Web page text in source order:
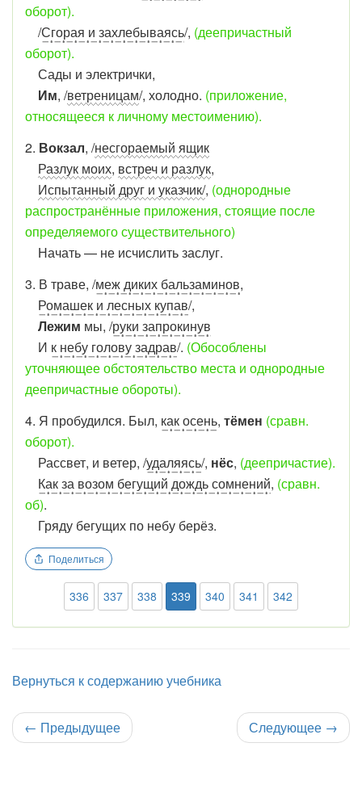
оборот).
/Сгорая и захлебываясь/, (деепричастный
оборот).
Сады и электрички,
Им, /ветреницам/, холодно. (приложение,
относящееся к личному местоимению).
2. Вокзал, /несгораемый ящик
Разлук моих, встреч и разлук,
Испытанный друг и указчик/, (однородные
распространённые приложения, стоящие после
определяемого существительного)
Начать — не исчислить заслуг.
3. В траве, /меж диких бальзаминов,
Ромашек и лесных купав/,
Лежим мы, /руки запрокинув
И к небу голову задрав/. (Обособлены
уточняющее обстоятельство места и однородные
деепричастные обороты).
4. Я пробудился. Был, как осень, тёмен (сравн.
оборот).
Рассвет, и ветер, /удаляясь/, нёс, (деепричастие).
Как за возом бегущий дождь сомнений, (сравн.
об).
Гряду бегущих по небу берёз.
Поделиться
336 337 338 339 340 341 342
Вернуться к содержанию учебника
← Предыдущее Следующее →